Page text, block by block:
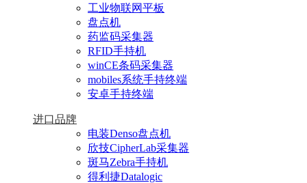
工业物联网平板
盘点机
药监码采集器
RFID手持机
winCE条码采集器
mobiles系统手持终端
安卓手持终端
进口品牌
电装Denso盘点机
欣技CipherLab采集器
斑马Zebra手持机
得利捷Datalogic